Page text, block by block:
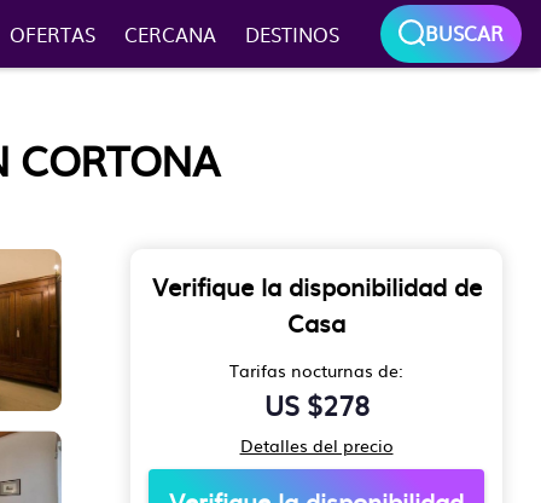
OFERTAS CERCANA DESTINOS BUSCAR
CORTONA
Verifique la disponibilidad de
Casa
Tarifas nocturnas de:
US $278
Detalles del precio